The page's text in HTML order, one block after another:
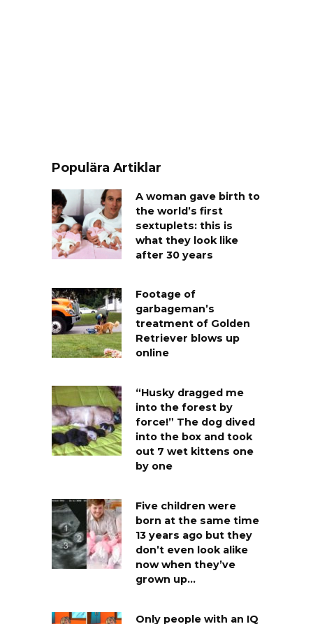
Populära Artiklar
A woman gave birth to
the world’s first
sextuplets: this is
what they look like
after 30 years
Footage of
garbageman’s
treatment of Golden
Retriever blows up
online
“Husky dragged me
into the forest by
force!” The dog dived
into the box and took
out 7 wet kittens one
by one
Five children were
born at the same time
13 years ago but they
don’t even look alike
now when they’ve
grown up…
Only people with an IQ